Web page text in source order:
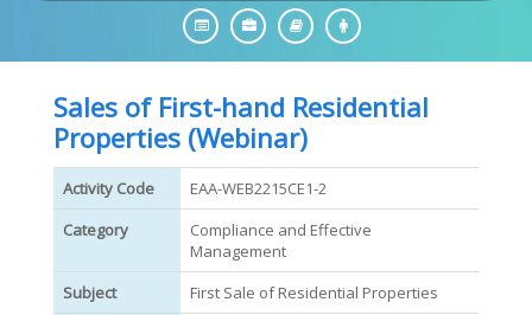
Sales of First-hand Residential
Properties (Webinar)
Activity Code
EAA-WEB2215CE1-2
Category
Compliance and Effective
Management
Subject
First Sale of Residential Properties